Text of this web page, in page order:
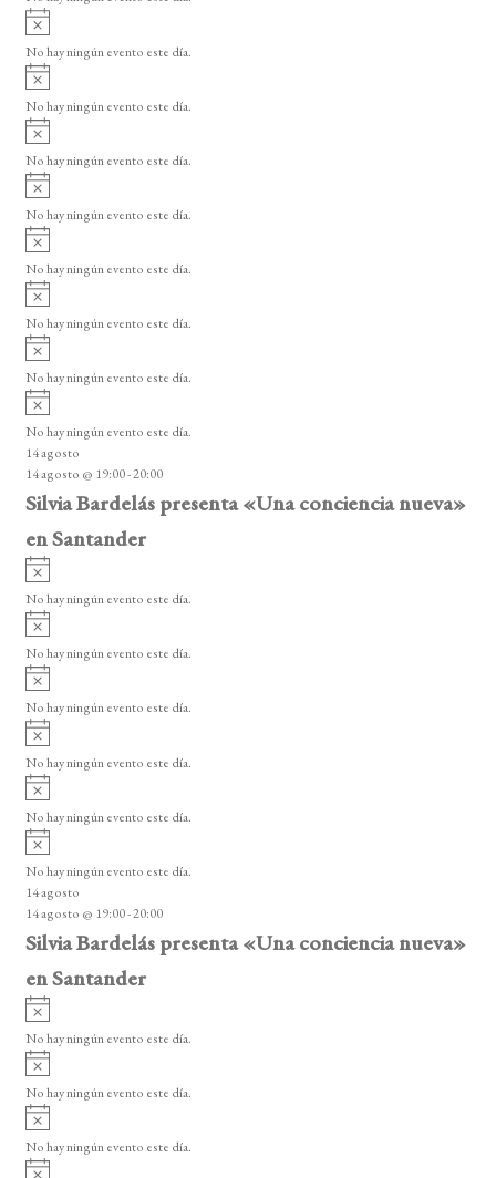
e
E
v
e
n
t
o
s
i
o
A
v
i
o
No hay ningún evento este día.
A
v
i
o
No hay ningún evento este día.
A
v
i
o
No hay ningún evento este día.
A
v
i
o
No hay ningún evento este día.
A
v
i
o
No hay ningún evento este día.
A
v
i
o
No hay ningún evento este día.
A
v
i
o
No hay ningún evento este día.
A
v
i
s
o
No hay ningún evento este día.
14 agosto
14 agosto @ 19:00-20:00
Silvia Bardelás presenta «Una conciencia nueva»
en Santander
A
v
i
o
No hay ningún evento este día.
A
v
i
o
No hay ningún evento este día.
A
v
i
o
No hay ningún evento este día.
A
v
i
o
No hay ningún evento este día.
A
v
i
o
No hay ningún evento este día.
A
v
i
s
o
No hay ningún evento este día.
14 agosto
14 agosto @ 19:00-20:00
Silvia Bardelás presenta «Una conciencia nueva»
en Santander
A
v
i
o
No hay ningún evento este día.
A
v
i
o
No hay ningún evento este día.
A
v
i
No hay ningún evento este día.
A